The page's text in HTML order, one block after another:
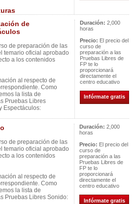
de
de preparación de las
temario oficial aprobado
a los contenidos
al respecto de
Como
la lista de
Pruebas Libres
Espectáculos:
Duración: 2,000
horas
Precio: El precio del
curso de
preparación a las
Pruebas Libres de
FP te lo
proporcionará
directamente el
centro educativo
Infórmate gratis
de preparación de las
temario oficial aprobado
a los contenidos
al respecto de
Como
la lista de
Pruebas Libres Sonido:
Duración: 2,000
horas
Precio: El precio del
curso de
preparación a las
Pruebas Libres de
FP te lo
proporcionará
directamente el
centro educativo
Infórmate gratis